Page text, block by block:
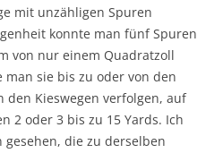
mit unzähligen Spuren
konnte man fünf Spuren
von nur einem Quadratzoll
sie bis zu oder von den
Kieswegen verfolgen, auf
2 oder 3 bis zu 15 Yards. Ich
die zu derselben